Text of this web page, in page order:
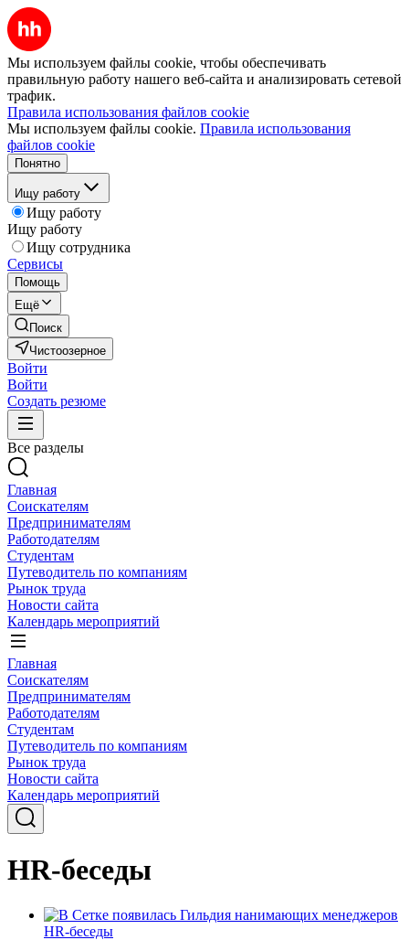
Мы используем файлы cookie, чтобы обеспечивать
правильную работу нашего веб-сайта и анализировать сетевой
трафик.
Правила использования файлов cookie
Мы используем файлы cookie. Правила использования
файлов cookie
Понятно
Ищу работу
Ищу работу
Ищу работу
Ищу сотрудника
Сервисы
Помощь
Ещё
Поиск
Чистоозерное
Войти
Войти
Создать резюме
Все разделы
Главная
Соискателям
Предпринимателям
Работодателям
Студентам
Путеводитель по компаниям
Рынок труда
Новости сайта
Календарь мероприятий
Главная
Соискателям
Предпринимателям
Работодателям
Студентам
Путеводитель по компаниям
Рынок труда
Новости сайта
Календарь мероприятий
HR-беседы
HR-беседы